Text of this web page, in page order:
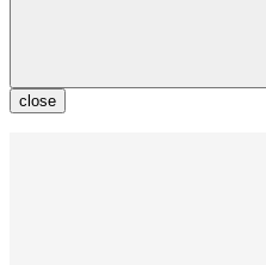
close